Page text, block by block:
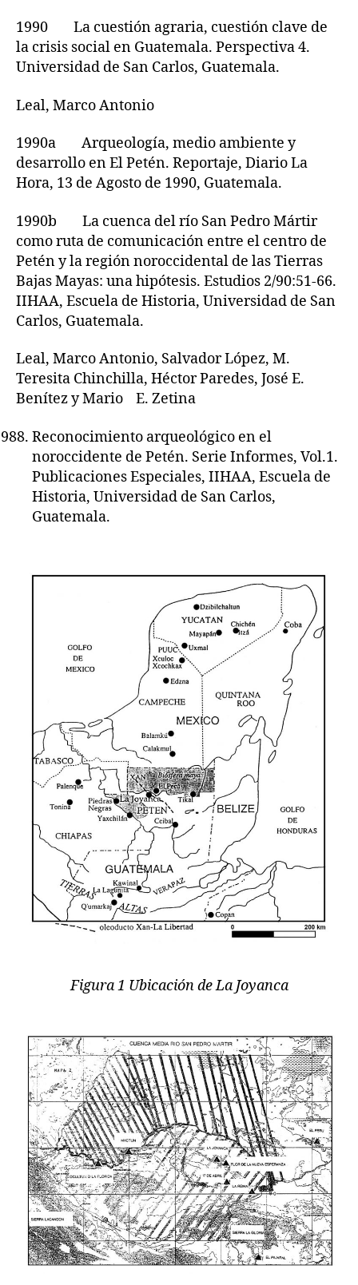
1990 La cuestión agraria, cuestión clave de
la crisis social en Guatemala. Perspectiva 4.
Universidad de San Carlos, Guatemala.
Leal, Marco Antonio
1990a Arqueología, medio ambiente y
desarrollo en El Petén. Reportaje, Diario La
Hora, 13 de Agosto de 1990, Guatemala.
1990b La cuenca del río San Pedro Mártir
como ruta de comunicación entre el centro de
Petén y la región noroccidental de las Tierras
Bajas Mayas: una hipótesis. Estudios 2/90:51-66.
IIHAA, Escuela de Historia, Universidad de San
Carlos, Guatemala.
Leal, Marco Antonio, Salvador López, M.
Teresita Chinchilla, Héctor Paredes, José E.
Benítez y Mario E. Zetina
Reconocimiento arqueológico en el
noroccidente de Petén. Serie Informes, Vol.1.
Publicaciones Especiales, IIHAA, Escuela de
Historia, Universidad de San Carlos,
Guatemala.
Figura 1 Ubicación de La Joyanca